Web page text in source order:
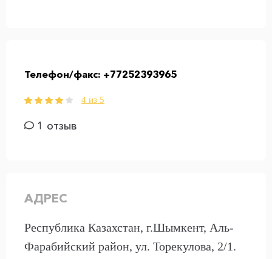
Телефон/факс: +77252393965
4 из 5
1 отзыв
АДРЕС
Республика Казахстан, г.Шымкент, Аль-
Фарабийский район, ул. Торекулова, 2/1.